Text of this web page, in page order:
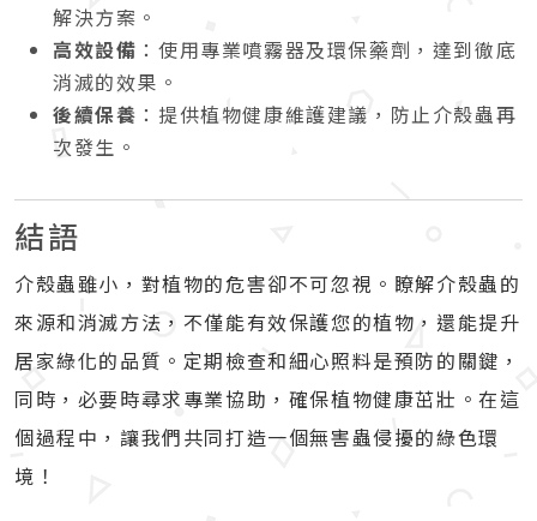
解決方案。
高效設備 ：使用專業噴霧器及環保藥劑，達到徹底
消滅的效果。
後續保養 ：提供植物健康維護建議，防止介殼蟲再
次發生。
結語
介殼蟲雖小，對植物的危害卻不可忽視。瞭解介殼蟲的
來源和消滅方法，不僅能有效保護您的植物，還能提升
居家綠化的品質。定期檢查和細心照料是預防的關鍵，
同時，必要時尋求專業協助，確保植物健康茁壯。在這
個過程中，讓我們共同打造一個無害蟲侵擾的綠色環
境！